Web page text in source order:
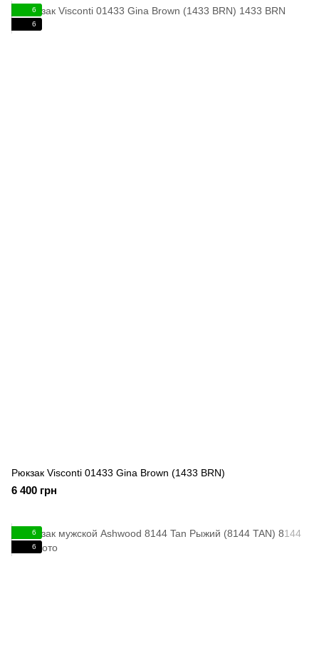
6
6
Рюкзак Visconti 01433 Gina Brown (1433 BRN)
6 400 грн
6
6